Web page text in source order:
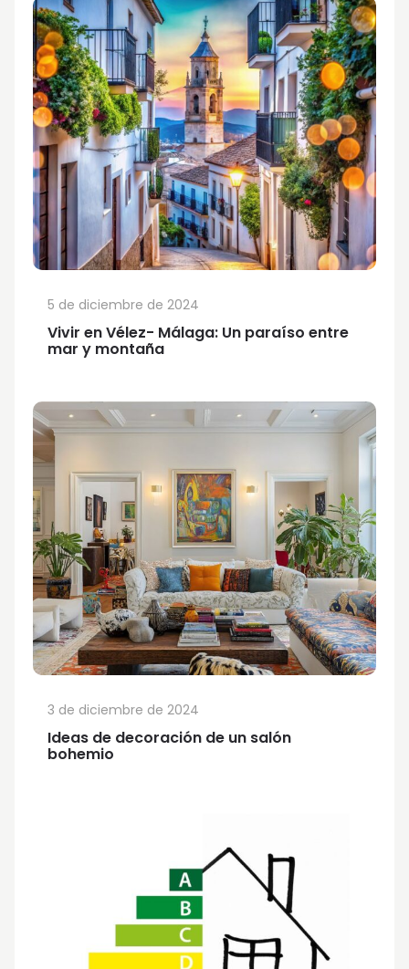
Vivir en Vélez- Málaga: Un paraíso entre
mar y montaña
5 de diciembre de 2024
Ideas de decoración de un salón
bohemio
3 de diciembre de 2024